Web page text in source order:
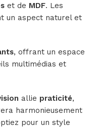
et de MDF. Les
un aspect naturel et
, offrant un espace
multimédias et
allie praticité,
harmonieusement
pour un style